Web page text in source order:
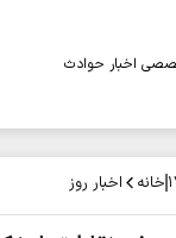
اخبار حوادث
خانه اخبار روز